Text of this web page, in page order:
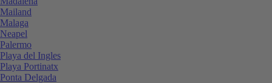
Mailand
Malaga
Neapel
Palermo
Playa del Ingles
Playa Portinatx
Ponta Delgada